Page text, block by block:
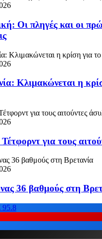
Οι πληγές και οι
Κλιμακώνεται η
για τους
36 βαθμούς στη